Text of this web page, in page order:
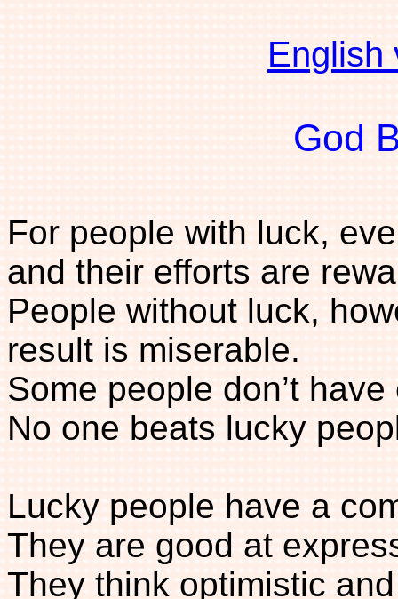
English
God
For people with luck,
and their efforts are
People without luck,
result is miserable.
Some people don’t
No one beats lucky
Lucky people have a
They are good at
They think optimistic